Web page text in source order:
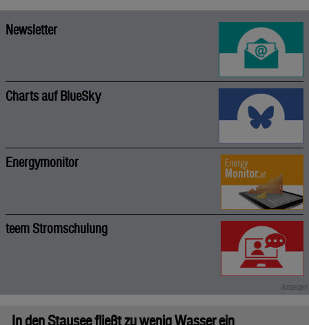
Newsletter
Charts auf BlueSky
Energymonitor
teem Stromschulung
In den Stausee fließt zu wenig Wasser ein